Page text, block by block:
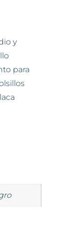
y
para